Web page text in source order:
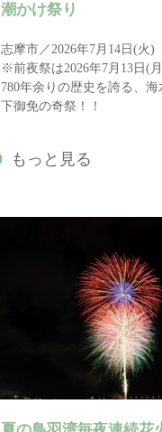
潮かけ祭り
志摩市／2026年7月14日(火)
※前夜祭は2026年7月13日(
780年余りの歴史を誇る、
下御免の奇祭！！
もっと見る